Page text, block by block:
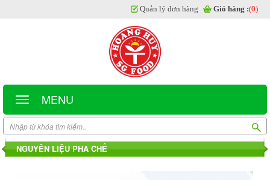
MENU
Quản lý đơn hàng Giỏ hàng :(0)
NGUYÊN LIỆU PHA CHẾ